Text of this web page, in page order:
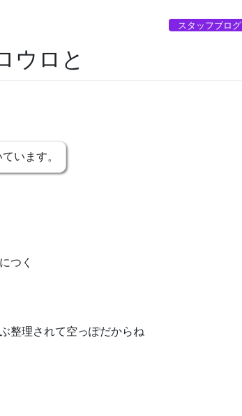
スタッフブログ
ウロと
います。
つく
整理されて空っぽだからね